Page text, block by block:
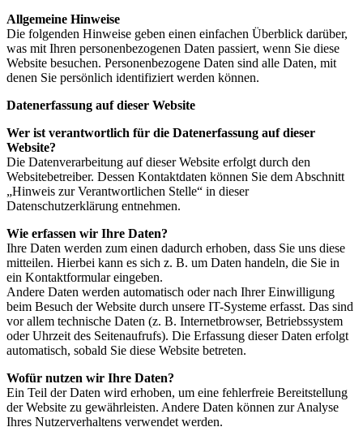
Allgemeine Hinweise
Die folgenden Hinweise geben einen einfachen Überblick darüber,
was mit Ihren personenbezogenen Daten passiert, wenn Sie diese
Website besuchen. Personenbezogene Daten sind alle Daten, mit
denen Sie persönlich identifiziert werden können.
Datenerfassung auf dieser Website
Wer ist verantwortlich für die Datenerfassung auf dieser
Website?
Die Datenverarbeitung auf dieser Website erfolgt durch den
Websitebetreiber. Dessen Kontaktdaten können Sie dem Abschnitt
„Hinweis zur Verantwortlichen Stelle“ in dieser
Datenschutzerklärung entnehmen.
Wie erfassen wir Ihre Daten?
Ihre Daten werden zum einen dadurch erhoben, dass Sie uns diese
mitteilen. Hierbei kann es sich z. B. um Daten handeln, die Sie in
ein Kontaktformular eingeben.
Andere Daten werden automatisch oder nach Ihrer Einwilligung
beim Besuch der Website durch unsere IT-Systeme erfasst. Das sind
vor allem technische Daten (z. B. Internetbrowser, Betriebssystem
oder Uhrzeit des Seitenaufrufs). Die Erfassung dieser Daten erfolgt
automatisch, sobald Sie diese Website betreten.
Wofür nutzen wir Ihre Daten?
Ein Teil der Daten wird erhoben, um eine fehlerfreie Bereitstellung
der Website zu gewährleisten. Andere Daten können zur Analyse
Ihres Nutzerverhaltens verwendet werden.